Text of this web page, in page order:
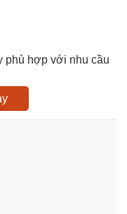
phù hợp với nhu cầu